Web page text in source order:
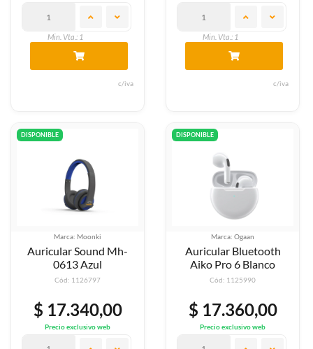
Min. Vta.: 1
c/iva
Min. Vta.: 1
c/iva
DISPONIBLE
Marca: Moonki
Auricular Sound Mh-
0613 Azul
Cód: 1126797
$ 17.340,00
Precio exclusivo web
DISPONIBLE
Marca: Ogaan
Auricular Bluetooth
Aiko Pro 6 Blanco
Cód: 1125990
$ 17.360,00
Precio exclusivo web